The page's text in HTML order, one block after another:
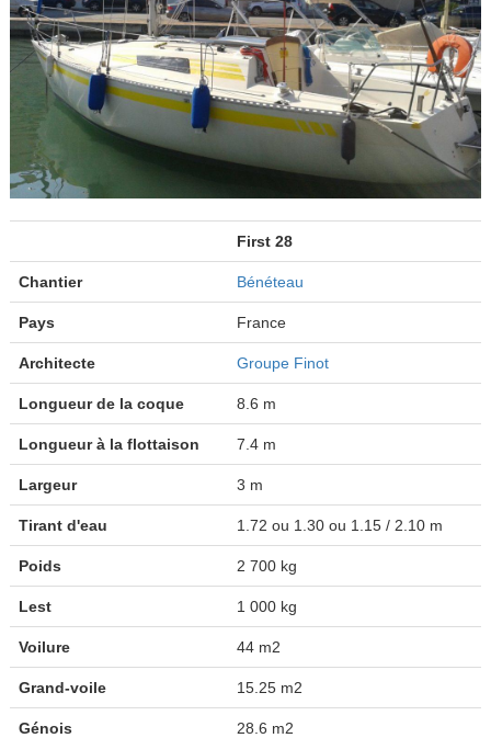
First 28
Chantier Bénéteau
Pays France
Architecte Groupe Finot
Longueur de la coque 8.6 m
Longueur à la flottaison 7.4 m
Largeur 3 m
Tirant d'eau 1.72 ou 1.30 ou 1.15 / 2.10 m
Poids 2 700 kg
Lest 1 000 kg
Voilure 44 m2
Grand-voile 15.25 m2
Génois 28.6 m2